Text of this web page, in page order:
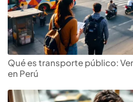
Qué es transporte público:
en Perú